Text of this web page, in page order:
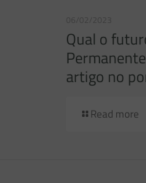
06/02/2023
Qual o
artigo no
Read more